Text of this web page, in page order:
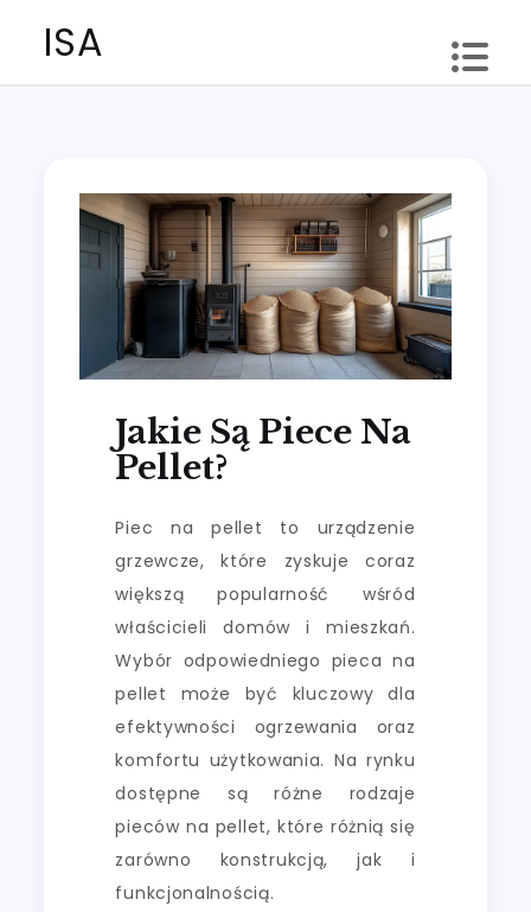
ISA
Jakie Są Piece Na
Pellet?
Piec na pellet to urządzenie
grzewcze, które zyskuje coraz
większą popularność wśród
właścicieli domów i mieszkań.
Wybór odpowiedniego pieca na
pellet może być kluczowy dla
efektywności ogrzewania oraz
komfortu użytkowania. Na rynku
dostępne są różne rodzaje
pieców na pellet, które różnią się
zarówno konstrukcją, jak i
funkcjonalnością.